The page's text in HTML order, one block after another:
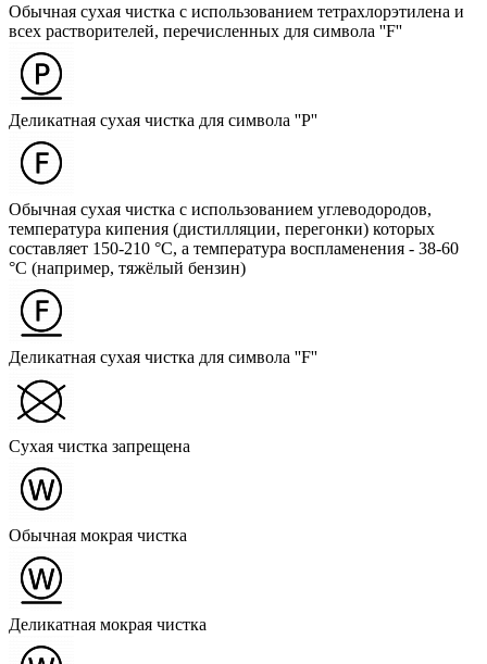
Обычная сухая чистка с использованием тетрахлорэтилена и
всех растворителей, перечисленных для символа ''F''
Деликатная сухая чистка для символа ''P''
Обычная сухая чистка с использованием углеводородов,
температура кипения (дистилляции, перегонки) которых
составляет 150-210 °C, а температура воспламенения - 38-60
°C (например, тяжёлый бензин)
Деликатная сухая чистка для символа ''F''
Сухая чистка запрещена
Обычная мокрая чистка
Деликатная мокрая чистка